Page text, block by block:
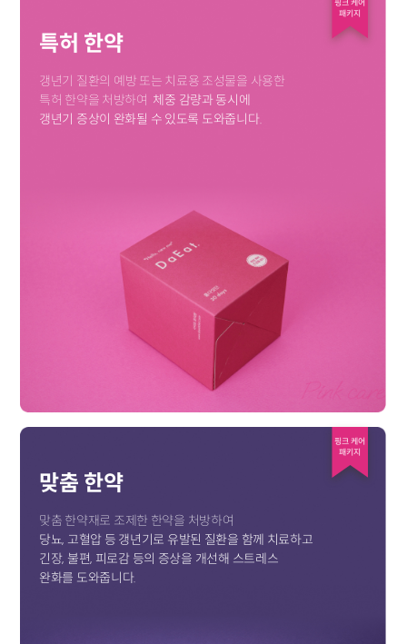
핑크 케어
패키지
특허 한약
갱년기 질환의 예방 또는 치료용 조성물을 사용한
특허 한약을 처방하여 체중 감량과 동시에
갱년기 증상이 완화될 수 있도록 도와줍니다.
핑크 케어
패키지
맞춤 한약
맞춤 한약재로 조제한 한약을 처방하여
당뇨, 고혈압 등 갱년기로 유발된 질환을 함께 치료하고
긴장, 불편, 피로감 등의 증상을 개선해 스트레스
완화를 도와줍니다.